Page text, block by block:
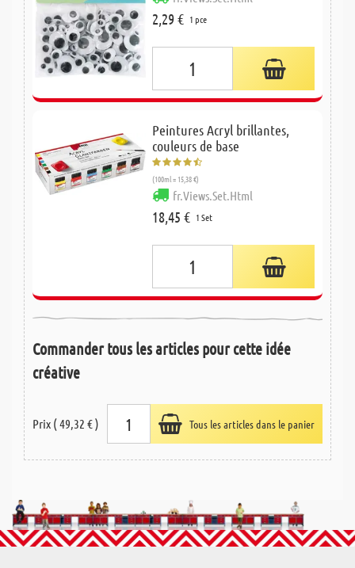
2,29 € 1 pce
Peintures Acryl brillantes,
couleurs de base
(100ml = 15,38 €)
fr.Views.Set.Html
18,45 € 1 Set
Commander tous les articles pour cette idée
créative
Prix ( 49,32 € ) Tous les articles dans le panier